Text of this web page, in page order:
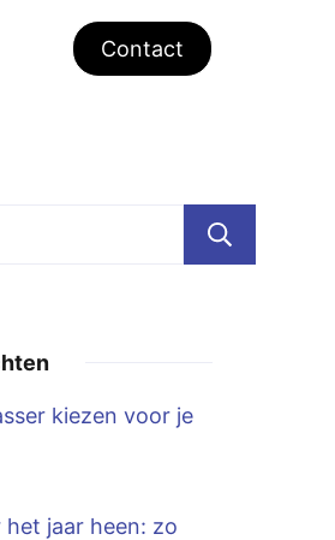
Contact
kiezen voor je
jaar heen: zo